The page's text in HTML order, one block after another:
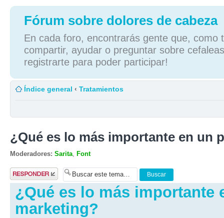
Fórum sobre dolores de cabeza
En cada foro, encontrarás gente que, como
compartir, ayudar o preguntar sobre
registrarte para poder participar!
Índice general ‹ Tratamientos
¿Qué es lo más importante en un
Moderadores: Sarita Font
Publicar una
respuesta
¿Qué es lo más importante
marketing?